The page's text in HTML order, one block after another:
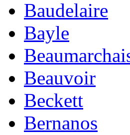
Baudelaire
Bayle
Beauvoir
Beckett
Bernanos